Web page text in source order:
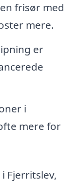
frisør med
mere.
er
i
mere for
Fjerritslev,